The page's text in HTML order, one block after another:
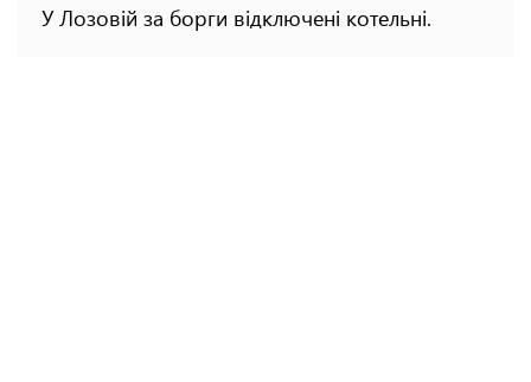
У Лозовій за борги відключені котельні.